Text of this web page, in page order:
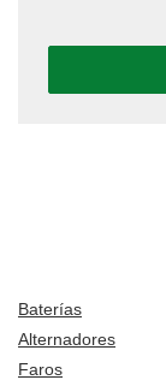
Baterías
Alternadores
Faros